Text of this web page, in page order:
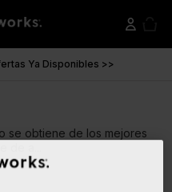
Ya Disponibles >>
se obtiene de los mejores